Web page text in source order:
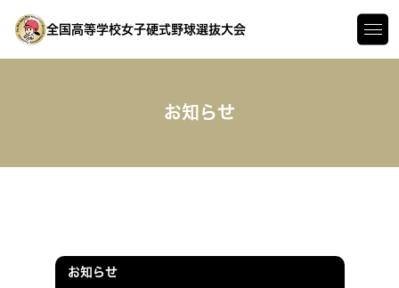
全国高等学校女子硬式野球選抜大会
お知らせ
お知らせ